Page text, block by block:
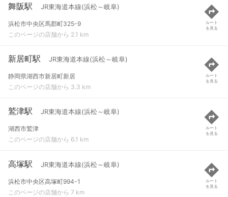
舞阪駅 JR東海道本線(浜松～岐阜)
浜松市中央区馬郡町325-9
このページの店舗から 2.1 km
ルート
を見る
新居町駅 JR東海道本線(浜松～岐阜)
静岡県湖西市新居町新居
このページの店舗から 3.3 km
ルート
を見る
鷲津駅 JR東海道本線(浜松～岐阜)
湖西市鷲津
このページの店舗から 6.1 km
ルート
を見る
高塚駅 JR東海道本線(浜松～岐阜)
浜松市中央区高塚町994-1
このページの店舗から 7 km
ルート
を見る